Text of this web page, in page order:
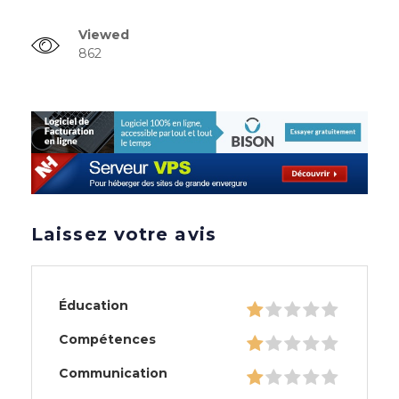
Viewed
862
Laissez votre avis
Éducation
Compétences
Communication